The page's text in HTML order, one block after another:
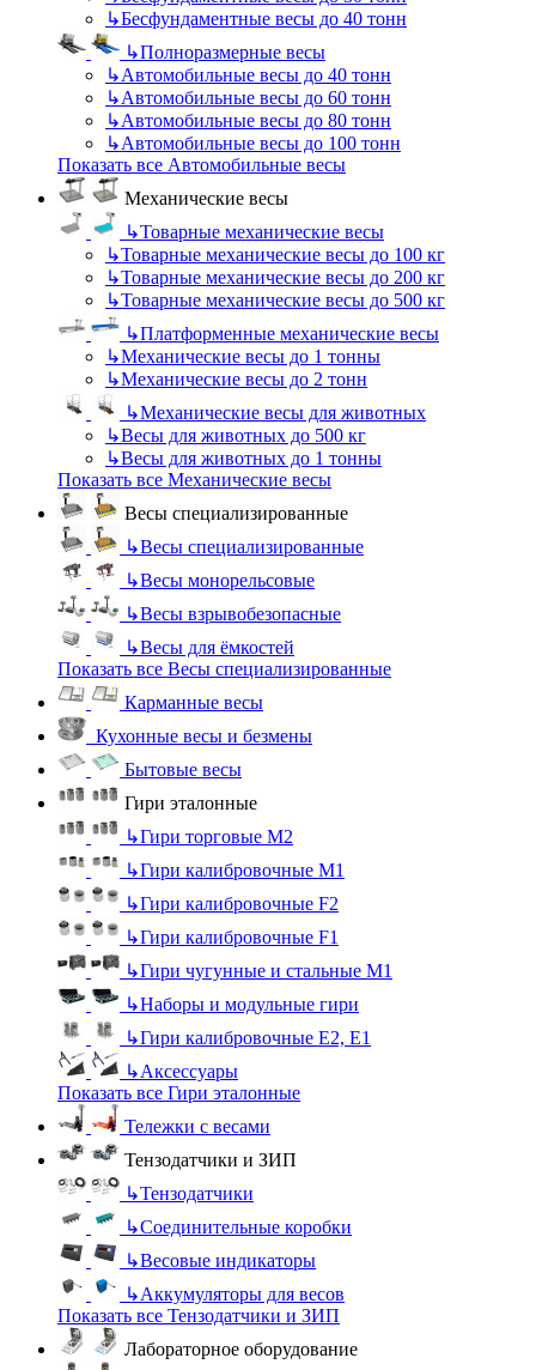
↳Бесфундаментные весы до 40 тонн
↳Полноразмерные весы
↳Автомобильные весы до 40 тонн
↳Автомобильные весы до 60 тонн
↳Автомобильные весы до 80 тонн
↳Автомобильные весы до 100 тонн
Показать все Автомобильные весы
Механические весы
↳Товарные механические весы
↳Товарные механические весы до 100 кг
↳Товарные механические весы до 200 кг
↳Товарные механические весы до 500 кг
↳Платформенные механические весы
↳Механические весы до 1 тонны
↳Механические весы до 2 тонн
↳Механические весы для животных
↳Весы для животных до 500 кг
↳Весы для животных до 1 тонны
Показать все Механические весы
Весы специализированные
↳Весы специализированные
↳Весы монорельсовые
↳Весы взрывобезопасные
↳Весы для ёмкостей
Показать все Весы специализированные
Карманные весы
Кухонные весы и безмены
Бытовые весы
Гири эталонные
↳Гири торговые М2
↳Гири калибровочные М1
↳Гири калибровочные F2
↳Гири калибровочные F1
↳Гири чугунные и стальные М1
↳Наборы и модульные гири
↳Гири калибровочные E2, Е1
↳Аксессуары
Показать все Гири эталонные
Тележки с весами
Тензодатчики и ЗИП
↳Тензодатчики
↳Соединительные коробки
↳Весовые индикаторы
↳Аккумуляторы для весов
Показать все Тензодатчики и ЗИП
Лабораторное оборудование